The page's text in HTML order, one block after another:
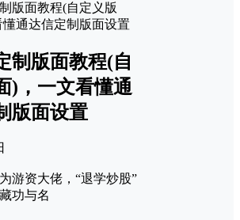
制版面教程(自
)，一文看懂通
版面设置